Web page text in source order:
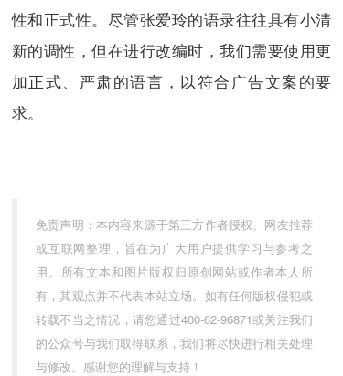
性和正式性。尽管张爱玲的语录往往具有小清
新的调性，但在进行改编时，我们需要使用更
加正式、严肃的语言，以符合广告文案的要
求。
免责声明：本内容来源于第三方作者授权、网友推荐
或互联网整理，旨在为广大用户提供学习与参考之
用。所有文本和图片版权归原创网站或作者本人所
有，其观点并不代表本站立场。如有任何版权侵犯或
转载不当之情况，请您通过400-62-96871或关注我们
的公众号与我们取得联系，我们将尽快进行相关处理
与修改。感谢您的理解与支持！